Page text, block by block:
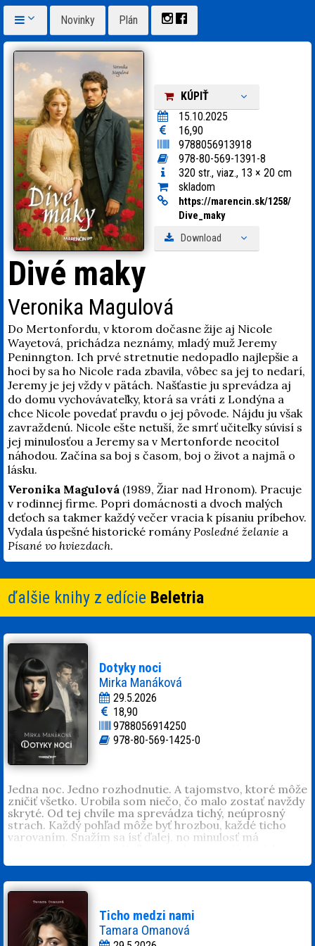
Novinky Plán
KÚPIŤ
15.10.2025
16,90
9788056913918
978-80-569-1391-8
320 str., viaz., 13 × 20 cm
skladom
https://marencin.sk/1258/
Dive_ maky
Download
Divé maky
Veronika Magulová
Do Mertonfordu, v ktorom dočasne žije aj Nicole
Wayetová, prichádza neznámy, mladý muž Jeremy
Peninngton. Ich prvé stretnutie nedopadlo najlepšie a
hoci by sa ho Nicole rada zbavila, vôbec sa jej to nedarí,
Jeremy je jej vždy v pätách. Našťastie ju sprevádza aj
do domu vychovávateľky, ktorá sa vráti z Londýna a
chce Nicole povedať pravdu o jej pôvode. Nájdu ju však
zavraždenú. Nicole ešte netuší, že smrť učiteľky súvisí s
jej minulosťou a Jeremy sa v Mertonforde neocitol
náhodou. Začína sa boj s časom, boj o život a najmä o
lásku.
Veronika Magulová (1989, Žiar nad Hronom). Pracuje
v rodinnej firme. Popri domácnosti a dvoch malých
deťoch sa takmer každý večer vracia k písaniu príbehov.
Vydala úspešné historické romány Posledné želanie a
Písané vo hviezdach.
ďalšie knihy z edície Beletria
Dotyky noci
Mirka Manáková
29.5.2026
18,90
9788056914250
978-80-569-1425-0
Jedna noc. Jedno rozhodnutie. A tajomstvo, ktoré môže
zničiť všetko. Urobila som niečo, čo malo zostať navždy
skryté. Od tej chvíle ma sprevádza tichý, neúprosný
strach. Každý pohľad môže byť hrozbou, každé ticho
varovaním. Snažím sa ísť ďalej, no minulosť má
za slobodou.
Mirka Manáková
manžela, synov Dominika, Patrika a dcéru Júliu. Písanie
je pre ňu droga. Debutovala bestsellerom
nemiluj. Je autorkou kníhTrpké precitnutie
Ticho medzi nami
Tamara Omanová